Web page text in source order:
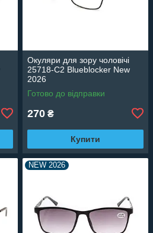
Окуляри для зору чоловічі
25718-C2 Blueblocker New
2026
Готово до відправки
270 ₴
Купити
NEW 2026